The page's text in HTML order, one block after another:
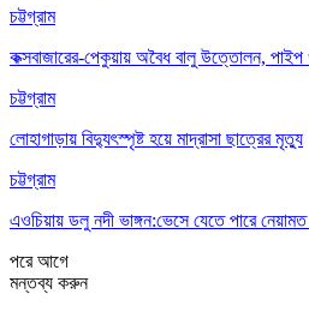
চট্টগ্রাম
কক্সবাজারের-পেকুয়ায় অবৈধ বালু উত্তোলন, পাইপ
চট্টগ্রাম
লোহাগাড়ায় বিদ্যুৎস্পৃষ্ট হয়ে মাদ্রাসা ছাত্রের মৃত্যু
চট্টগ্রাম
এওচিয়ায় ডলু নদী ভাঙ্গন:ভেসে যেতে পারে
পরেআগে
মন্তব্য করুন